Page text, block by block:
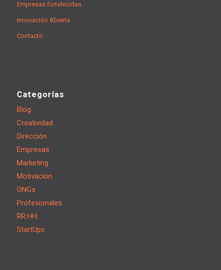
Empresas fortalecidas
Innovación Abierta
Contacto
Categorías
Blog
Creatividad
Dirección
Empresas
Marketing
Motivación
ONGs
Profesionales
RR.HH.
StartUps